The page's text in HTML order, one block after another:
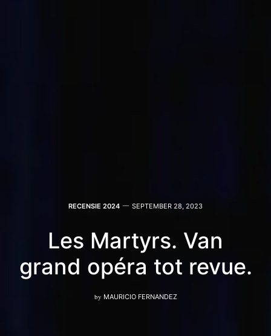
RECENSIE 2024 SEPTEMBER 28, 2023
Les Martyrs. Van
grand opéra tot revue.
by MAURICIO FERNANDEZ